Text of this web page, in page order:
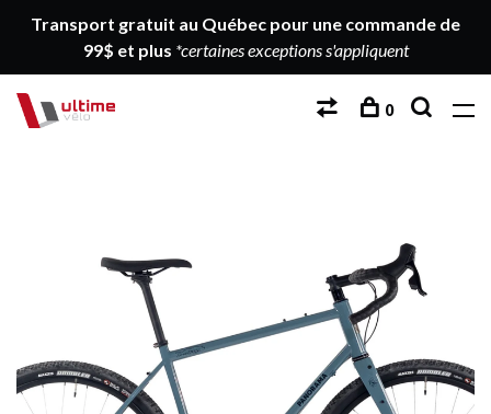
Transport gratuit au Québec pour une commande de
99$ et plus *certaines exceptions s'appliquent
0